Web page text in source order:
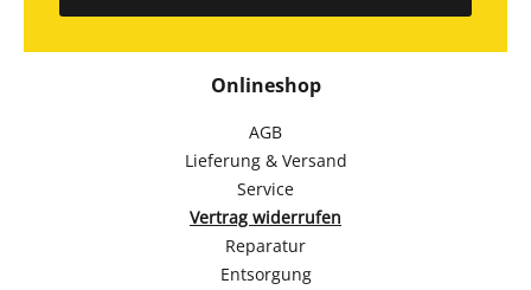
Onlineshop
AGB
Lieferung & Versand
Service
Vertrag widerrufen
Reparatur
Entsorgung